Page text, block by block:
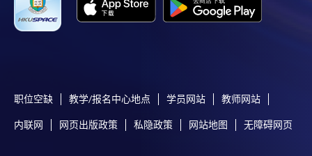
月免息分期付款優惠，必須親臨本學院設有報名服務的教
學中心作付款安排。
职位空缺 教学/报名中心地点 学员网站 教师网站
内联网 网页出版政策 私隐政策 网站地图 无障碍网页